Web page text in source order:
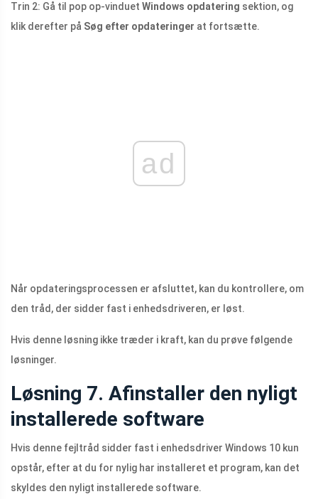
Trin 2: Gå til pop op-vinduet Windows opdatering sektion, og
klik derefter på Søg efter opdateringer at fortsætte.
ad
Når opdateringsprocessen er afsluttet, kan du kontrollere, om
den tråd, der sidder fast i enhedsdriveren, er løst.
Hvis denne løsning ikke træder i kraft, kan du prøve følgende
løsninger.
Løsning 7. Afinstaller den nyligt
installerede software
Hvis denne fejltråd sidder fast i enhedsdriver Windows 10 kun
opstår, efter at du for nylig har installeret et program, kan det
skyldes den nyligt installerede software.